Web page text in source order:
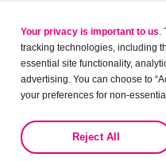
interconexión de los
RESPONSABLE
Para efectos de esta Política, el
Organon Biosciences Perú
domicilio en Av. Andrés
correo electrónico
Your privacy is important to us.
tracking technologies, including
essential site functionality,
advertising. You can choose to
your preferences for non-
the collection, use, storage, and
as described in the terms of our
Reject All